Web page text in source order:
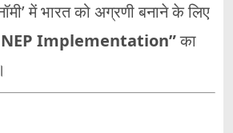
में भारत को अग्रणी बनाने के लिए
NEP Implementation”का